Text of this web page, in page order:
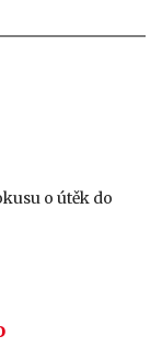
o útěk do